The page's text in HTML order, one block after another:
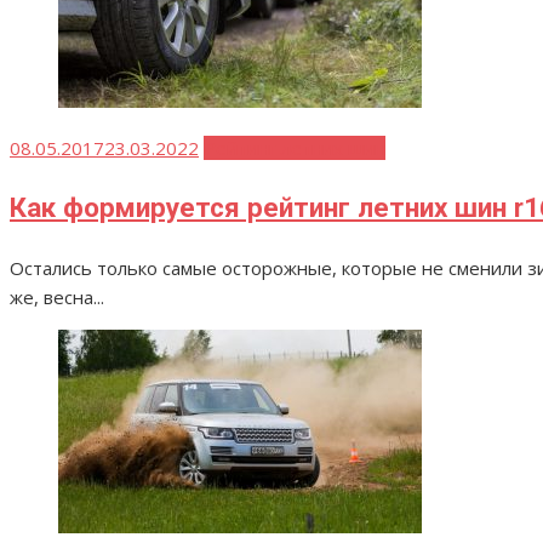
Опубликовано
08.05.201723.03.2022
Как формируется рейтинг летних шин
Остались только самые осторожные, которые не сменили
же, весна...